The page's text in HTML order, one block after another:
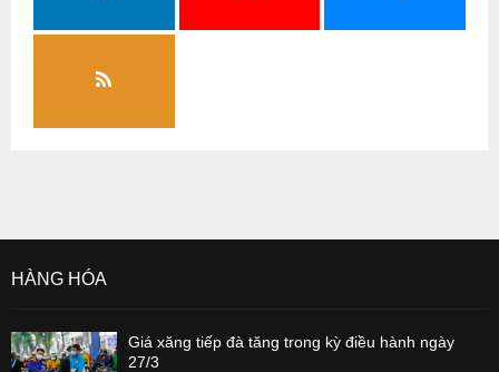
HÀNG HÓA
Giá xăng tiếp đà tăng trong kỳ điều hành ngày
27/3